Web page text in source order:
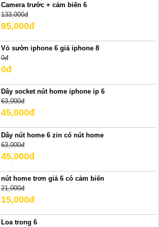
Camera trước + cảm biến 6
133,000đ
95,000đ
Vỏ sườn iphone 6 giả iphone 8
0đ
0đ
Dây socket nút home iphone ip 6
63,000đ
45,000đ
Dây nút home 6 zin có nút home
63,000đ
45,000đ
nút home trơn giả 6 có cảm biến
21,000đ
15,000đ
Loa trong 6